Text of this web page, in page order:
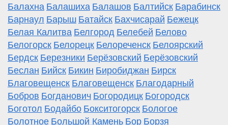
Балахна Балашиха Балашов Балтийск Барабинск
Барнаул Барыш Батайск Бахчисарай Бежецк
Белая Калитва Белгород Белебей Белово
Белогорск Белорецк Белореченск Белоярский
Бердск Березники Берёзовский Берёзовский
Беслан Бийск Бикин Биробиджан Бирск
Благовещенск Благовещенск Благодарный
Бобров Богданович Богородицк Богородск
Боготол Бодайбо Бокситогорск Бологое
Болотное Большой Камень Бор Борзя